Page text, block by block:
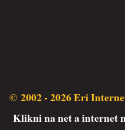
© 2002 - 2026 Eri
Klikni na net a internet